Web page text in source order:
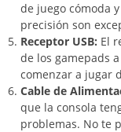
de juego cómoda
precisión son
Receptor USB: El
de los gamepads
comenzar a jugar
Cable de
que la consola
problemas. No te